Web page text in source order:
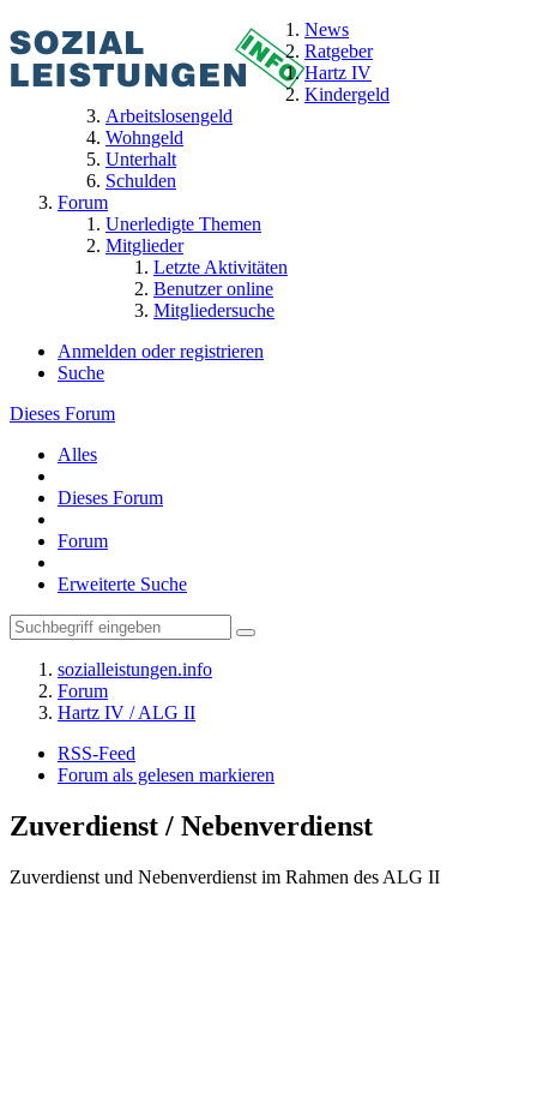
News
Ratgeber
Hartz IV
Kindergeld
Arbeitslosengeld
Wohngeld
Unterhalt
Schulden
Forum
Unerledigte Themen
Mitglieder
Letzte Aktivitäten
Benutzer online
Mitgliedersuche
Anmelden oder registrieren
Suche
Dieses Forum
Alles
Dieses Forum
Forum
Erweiterte Suche
sozialleistungen.info
Forum
Hartz IV / ALG II
RSS-Feed
Forum als gelesen markieren
Zuverdienst / Nebenverdienst
Zuverdienst und Nebenverdienst im Rahmen des ALG II